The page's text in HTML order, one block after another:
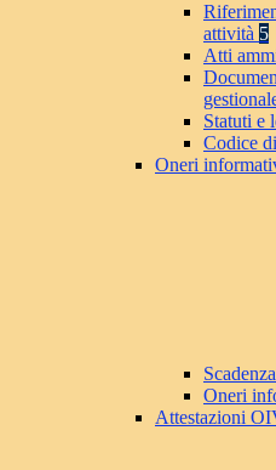
attività 5
Atti
Statuti e
Codice
Oneri
Oneri
Attestazioni